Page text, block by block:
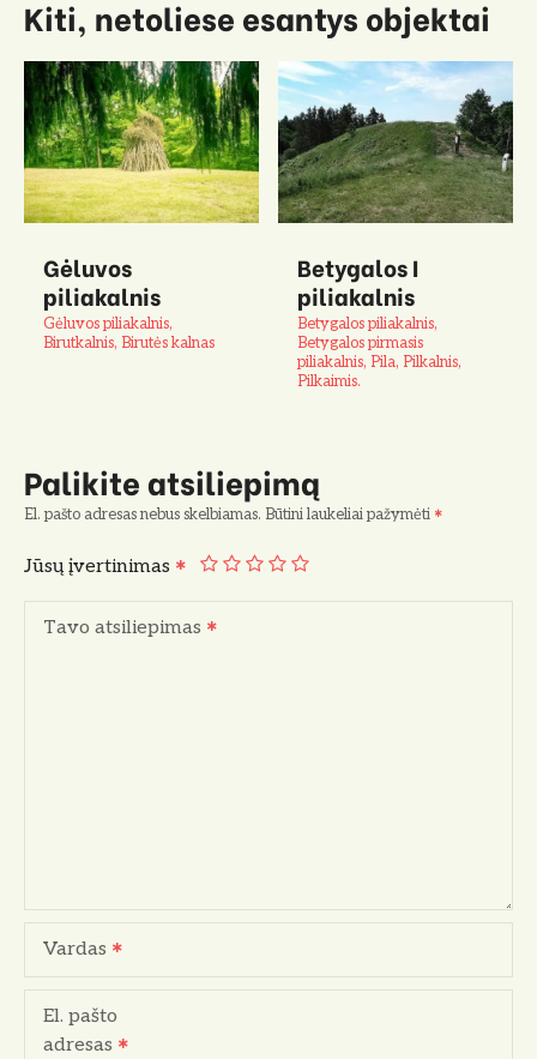
Kiti, netoliese esantys objektai
Gėluvos
piliakalnis
Gėluvos piliakalnis,
Birutkalnis, Birutės kalnas
Betygalos I
piliakalnis
Betygalos piliakalnis,
Betygalos pirmasis
piliakalnis, Pila, Pilkalnis,
Pilkaimis.
Palikite atsiliepimą
El. pašto adresas nebus skelbiamas. Būtini laukeliai pažymėti
Jūsų įvertinimas
Tavo atsiliepimas
Vardas
El. pašto
adresas